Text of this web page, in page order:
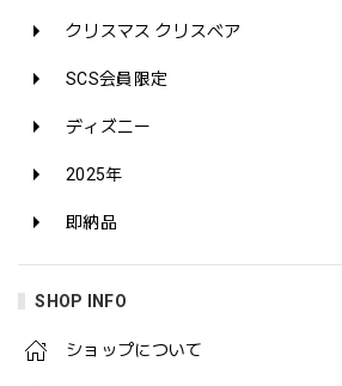
クリスマス クリスベア
SCS会員限定
ディズニー
2025年
即納品
SHOP INFO
ショップについて